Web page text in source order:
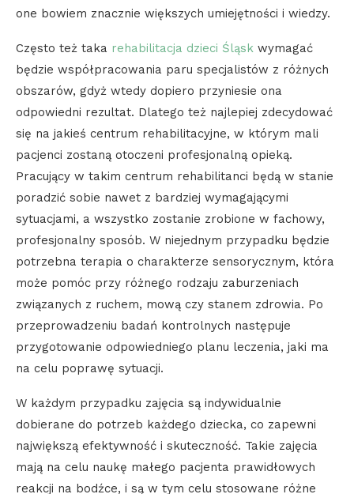
one bowiem znacznie większych umiejętności i wiedzy.
Często też taka rehabilitacja dzieci Śląsk wymagać
będzie współpracowania paru specjalistów z różnych
obszarów, gdyż wtedy dopiero przyniesie ona
odpowiedni rezultat. Dlatego też najlepiej zdecydować
się na jakieś centrum rehabilitacyjne, w którym mali
pacjenci zostaną otoczeni profesjonalną opieką.
Pracujący w takim centrum rehabilitanci będą w stanie
poradzić sobie nawet z bardziej wymagającymi
sytuacjami, a wszystko zostanie zrobione w fachowy,
profesjonalny sposób. W niejednym przypadku będzie
potrzebna terapia o charakterze sensorycznym, która
może pomóc przy różnego rodzaju zaburzeniach
związanych z ruchem, mową czy stanem zdrowia. Po
przeprowadzeniu badań kontrolnych następuje
przygotowanie odpowiedniego planu leczenia, jaki ma
na celu poprawę sytuacji.
W każdym przypadku zajęcia są indywidualnie
dobierane do potrzeb każdego dziecka, co zapewni
największą efektywność i skuteczność. Takie zajęcia
mają na celu naukę małego pacjenta prawidłowych
reakcji na bodźce, i są w tym celu stosowane różne